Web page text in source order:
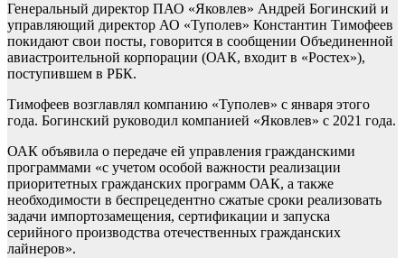
Генеральный директор ПАО «Яковлев» Андрей Богинский и
управляющий директор АО «Туполев» Константин Тимофеев
покидают свои посты, говорится в сообщении Объединенной
авиастроительной корпорации (ОАК, входит в «Ростех»),
поступившем в РБК.
Тимофеев возглавлял компанию «Туполев» с января этого
года. Богинский руководил компанией «Яковлев» с 2021 года.
ОАК объявила о передаче ей управления гражданскими
программами «с учетом особой важности реализации
приоритетных гражданских программ ОАК, а также
необходимости в беспрецедентно сжатые сроки реализовать
задачи импортозамещения, сертификации и запуска
серийного производства отечественных гражданских
лайнеров».